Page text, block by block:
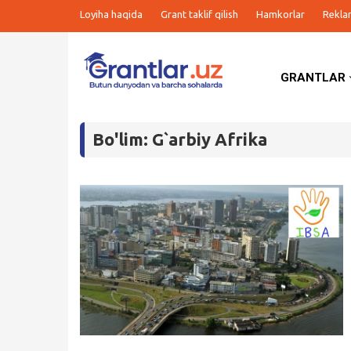
Loyiha haqida Grant taklif qilish Hamkorlar
GRANTLAR
Bo'lim: G`arbiy Afrika